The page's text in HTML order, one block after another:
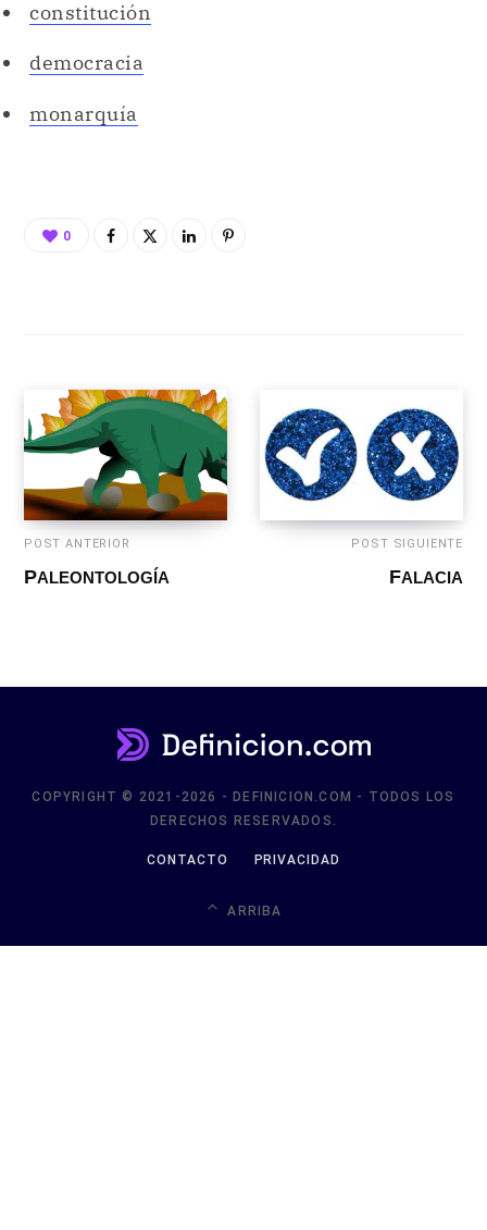
constitución
democracia
monarquía
0
POST ANTERIOR
PALEONTOLOGÍA
POST SIGUIENTE
FALACIA
COPYRIGHT © 2021-2026 - DEFINICION.COM - TODOS LOS
DERECHOS RESERVADOS.
CONTACTO PRIVACIDAD
ARRIBA